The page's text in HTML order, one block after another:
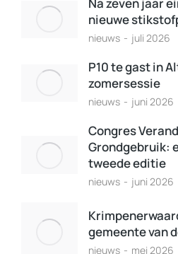
nieuwe
nieuws juli 2026
P10 te gast in
zomersessie
nieuws juni 2026
Congres
Grondgebruik:
tweede editie
nieuws juni 2026
gemeente van
nieuws mei 2026